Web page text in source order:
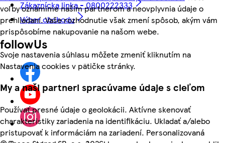
voľby oznámime našim partnerom a neovplyvnia údaje o
prehliadaní. Vaše rozhodnutie však zmení spôsob, akým vám
prispôsobíme nakupovanie na našom webe.
Svoje nastavenia súhlasu môžete zmeniť kliknutím na
Nastavenia cookies v pätičke stránky.
My a naši partneri spracúvame údaje s cieľom
Používať presné údaje o geolokácii. Aktívne skenovať
charakteristiky zariadenia na identifikáciu. Ukladať a/alebo
pristupovať k informáciám na zariadení. Personalizovaná
Zákaznícka linka - 0800222333
Výber obchodu
followUs